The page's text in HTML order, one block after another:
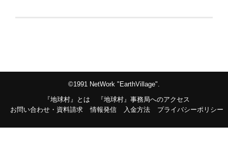
©1991 NetWork "EarthVillage".
『地球村』とは
『地球村』事務局へのアクセス
お問い合わせ・資料請求
情報発信 入金方法 プライバシーポリシー